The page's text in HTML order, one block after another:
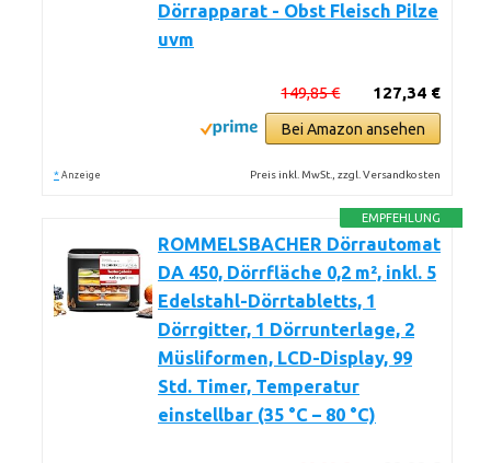
Dörrapparat - Obst Fleisch Pilze
uvm
127,34 €
149,85 €
Bei Amazon ansehen
* Anzeige Preis inkl. MwSt., zzgl. Versandkosten
EMPFEHLUNG
ROMMELSBACHER Dörrautomat
DA 450, Dörrfläche 0,2 m², inkl. 5
Edelstahl-Dörrtabletts, 1
Dörrgitter, 1 Dörrunterlage, 2
Müsliformen, LCD-Display, 99
Std. Timer, Temperatur
einstellbar (35 °C – 80 °C)